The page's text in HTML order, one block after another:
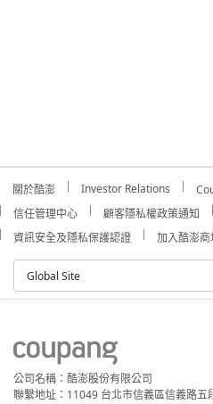
關於酷澎 Investor Relations
信任管理中心
顧客隱私權政策通知
資訊安全及隱私保護認證
加入酷澎商
Global Site
公司名稱：酷澎股份有限公司
聯繫地址：11049 台北市信義區信義路五